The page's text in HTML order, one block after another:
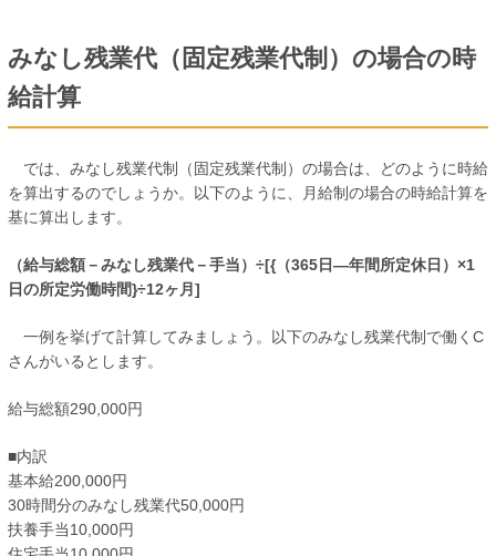
みなし残業代（固定残業代制）の場合の時
給計算
では、みなし残業代制（固定残業代制）の場合は、どのように時給
を算出するのでしょうか。以下のように、月給制の場合の時給計算を
基に算出します。
（給与総額－みなし残業代－手当）÷[{（365日―年間所定休日）×1
日の所定労働時間}÷12ヶ月]
一例を挙げて計算してみましょう。以下のみなし残業代制で働くC
さんがいるとします。
給与総額290,000円
■内訳
基本給200,000円
30時間分のみなし残業代50,000円
扶養手当10,000円